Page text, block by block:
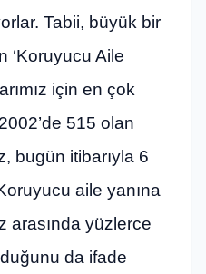
Tabii, büyük bir
‘Koruyucu Aile
için en çok
515 olan
bugün itibarıyla 6
aile yanına
arasında yüzlerce
da ifade